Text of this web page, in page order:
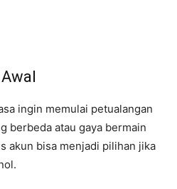
ingin memulai petualangan
berbeda atau gaya bermain
akun bisa menjadi pilihan jika